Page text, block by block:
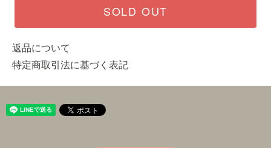
SOLD OUT
返品について
特定商取引法に基づく表記